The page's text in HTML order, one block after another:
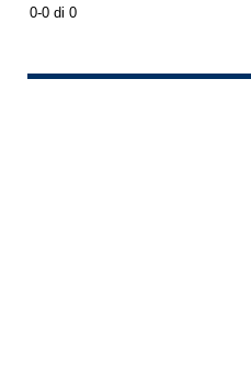
0-0 di 0